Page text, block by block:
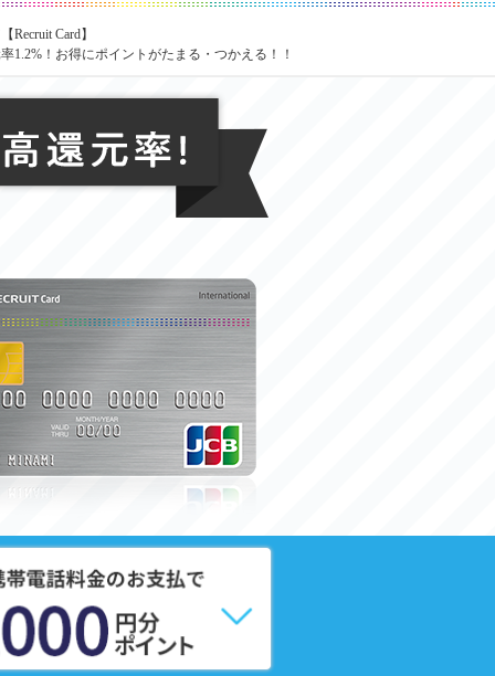
Card】
1.2%！ お得にポイントがたまる・つかえる！！